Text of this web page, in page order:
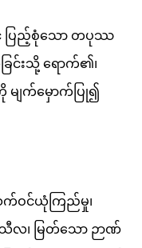
င့် ပြည့်စုံသော တပုဿ
င်းသို့ ရောက်၏၊
မျက်မှောက်ပြု၍
က်ဝင်ယုံကြည်မှု၊
လ၊ မြတ်သော ဉာဏ်